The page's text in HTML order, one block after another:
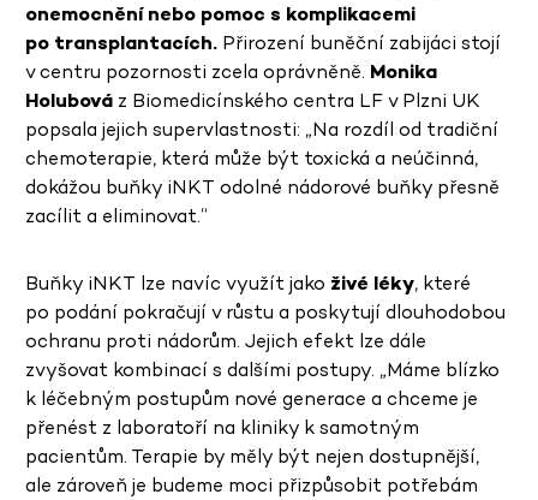
onemocnění nebo pomoc s komplikacemi
po transplantacích. Přirození buněční zabijáci stojí
v centru pozornosti zcela oprávněně. Monika
Holubová z Biomedicínského centra LF v Plzni UK
popsala jejich supervlastnosti: „Na rozdíl od tradiční
chemoterapie, která může být toxická a neúčinná,
dokážou buňky iNKT odolné nádorové buňky přesně
zacílit a eliminovat.“
Buňky iNKT lze navíc využít jako živé léky, které
po podání pokračují v růstu a poskytují dlouhodobou
ochranu proti nádorům. Jejich efekt lze dále
zvyšovat kombinací s dalšími postupy. „Máme blízko
k léčebným postupům nové generace a chceme je
přenést z laboratoří na kliniky k samotným
pacientům. Terapie by měly být nejen dostupnější,
ale zároveň je budeme moci přizpůsobit potřebám